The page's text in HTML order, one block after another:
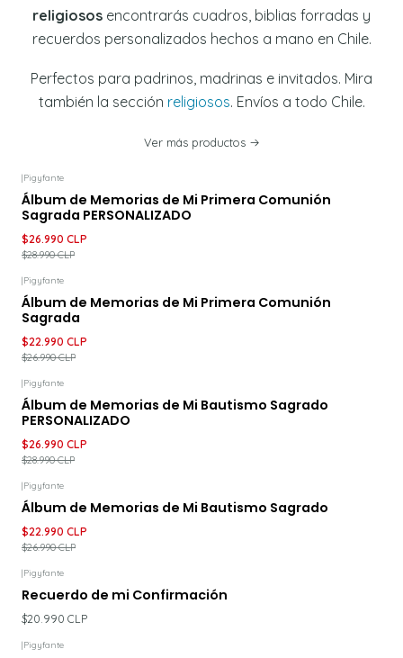
religiosos encontrarás cuadros, biblias forradas y
recuerdos personalizados hechos a mano en Chile.
Perfectos para padrinos, madrinas e invitados. Mira
también la sección religiosos. Envíos a todo Chile.
Ver más productos
DESCUENTO
|Pigyfante
Álbum de Memorias de Mi Primera Comunión
Sagrada PERSONALIZADO
$26.990 CLP
$28.990 CLP
DESCUENTO
|Pigyfante
Álbum de Memorias de Mi Primera Comunión
Sagrada
$22.990 CLP
$26.990 CLP
DESCUENTO
|Pigyfante
Álbum de Memorias de Mi Bautismo Sagrado
PERSONALIZADO
$26.990 CLP
$28.990 CLP
DESCUENTO
|Pigyfante
Álbum de Memorias de Mi Bautismo Sagrado
$22.990 CLP
$26.990 CLP
|Pigyfante
Recuerdo de mi Confirmación
$20.990 CLP
|Pigyfante